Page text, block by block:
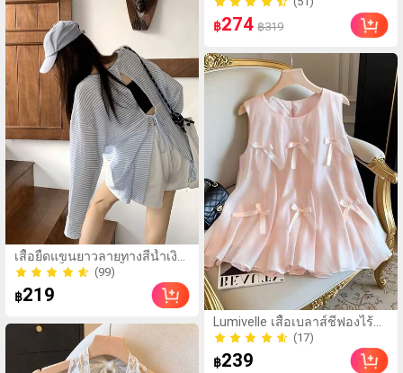
ประจำวัน, เดท, ปาร์ตี้, ฤดู
ใบไม้ร่วง/ฤดูหนาว, ฤดู
ร้อน, คริสต์มาส, ปีใหม่,
วันขอบคุณพระเจ้า, ปาร์ตี้,
งานแต่งงาน, ชายหาด, พิธี
รับปริญญา, หรูหรา,
ลำลอง
เสื้อยืดแขนยาวลายทางสีน้ำเงิน
สำหรับเด็กผู้หญิง, เสื้อคลุม
กันแดดทรงหลวมน้ำหนักเบา
สวมใส่สบายสำหรับฤดูร้อนและ
(99)
100+ ขายแล้ว
(99)
100+ ขายแล้ว
฿219
หญิง, คอปกสีฟ้าอ่อน/
น้ำตาลตัดกัน, ทรงหลวม.
ดีไซน์สไตล์สปอร์ตย้อนยุค
พร้อมคอปกและกระดุม
สำหรับฤดูใบไม้ผลิ
฿274 ฿319
Lumivelle เสื้อเบลาส์ชีฟองไร้
แขนผูกโบว์และดีไซน์ตาข่าย
พองสไตล์ฝรั่งเศสสำหรับผู้หญิง,
เสื้อเชิ้ตสุภาพสตรีหรูหรา, ชุดใส่
(17)
฿239